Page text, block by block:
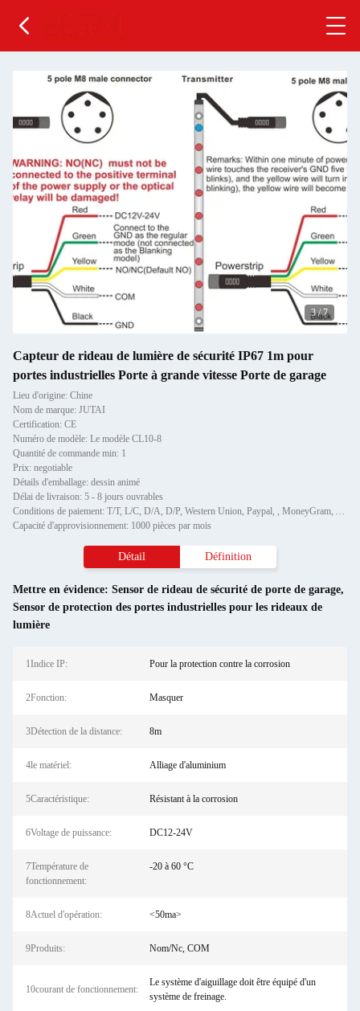
3/7
Capteur de rideau de lumière de sécurité IP67 1m pour
portes industrielles Porte à grande vitesse Porte de garage
Lieu d'origine: Chine
Nom de marque: JUTAI
Certification: CE
Numéro de modèle: Le modèle CL10-8
Quantité de commande min: 1
Prix: negotiable
Détails d'emballage: dessin animé
Délai de livraison: 5 - 8 jours ouvrables
Conditions de paiement: T/T, L/C, D/A, D/P, Western Union, Paypal, , MoneyGram, Alipay et ainsi de suite.
Capacité d'approvisionnement: 1000 pièces par mois
Détail Définition
Mettre en évidence: Sensor de rideau de sécurité de porte de garage,
Sensor de protection des portes industrielles pour les rideaux de
lumière
1Indice IP: Pour la protection contre la corrosion
2Fonction: Masquer
3Détection de la distance: 8m
4le matériel: Alliage d'aluminium
5Caractéristique: Résistant à la corrosion
6Voltage de puissance: DC12-24V
7Température de
fonctionnement:
-20 à 60 °C
8Actuel d'opération: <50ma>
9Produits: Nom/Nc, COM
10courant de fonctionnement:
Le système d'aiguillage doit être équipé d'un
système de freinage.